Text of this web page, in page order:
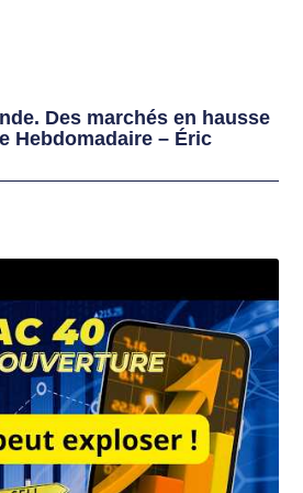
Des marchés en hausse
Hebdomadaire – Éric